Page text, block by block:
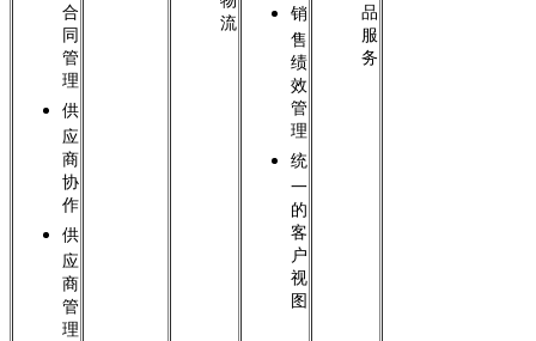
合
同
管
理
供
应
商
协
作
供
应
商
管
理
流
销
售
绩
效
管
理
统
一
的
客
户
视
图
品
服
务